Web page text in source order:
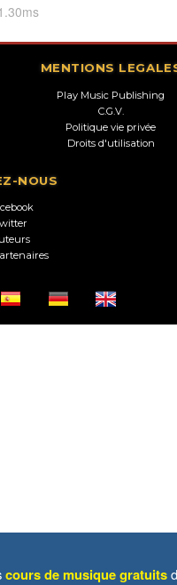
MENTIONS
Play Music Publishing
C.G.V.
Politique vie privée
Droits d'utilisation
NOUS
cours de musique gratuits